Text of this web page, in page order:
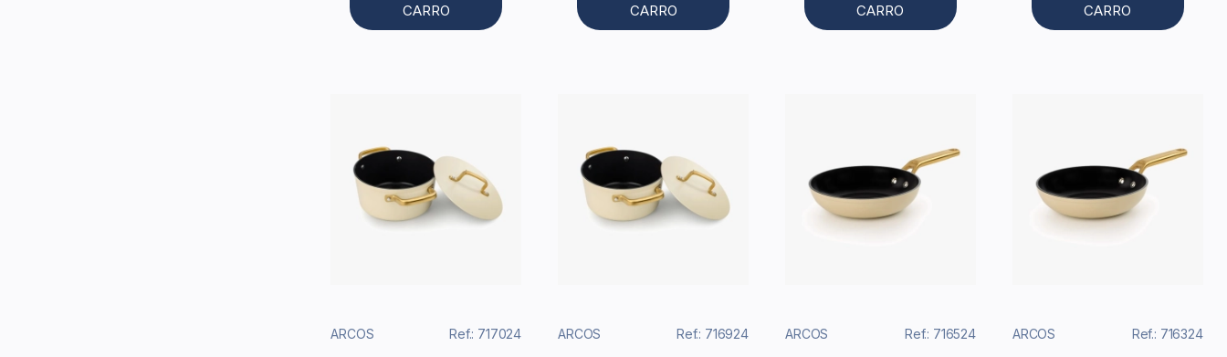
CARRO
CARRO
CARRO
CARRO
ARCOS Ref.: 717024 ARCOS Ref.: 716924 ARCOS Ref.: 716524 ARCOS Ref.: 716324